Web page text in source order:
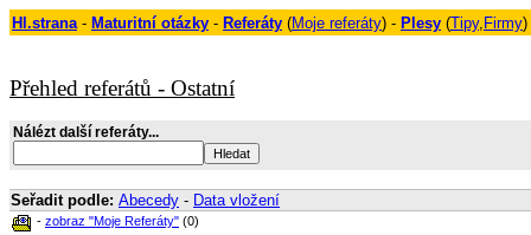
Hl.strana- Maturitní otázky - Referáty (Moje referáty) - Plesy (Tipy, Firmy
Přehled referátů - Ostatní
Nálézt další referáty...
Seřadit podle: Abecedy - Data vložení
- zobraz "Moje Referáty" (0)